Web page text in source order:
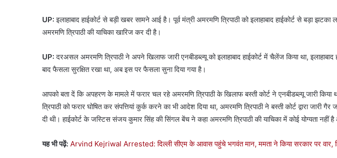
UP:इलाहाबाद हाईकोर्ट से बड़ी खबर सामने आई है। पूर्व मंत्री अमरमणि त्रिपाठी को इलाहाबाद हाईकोर्ट से बड़ा झटका
अमरमणि त्रिपाठी की याचिका खारिज कर दी है।
UP:दरअसल अमरमणि त्रिपाठी ने अपने खिलाफ जारी एनबीडब्ल्यू को इलाहाबाद हाईकोर्ट में चैलेंज किया था, इलाहाबाद
बाद फैसला सुरक्षित रखा था, अब इस पर फैसला सुना दिया गया है।
आपको बता दें कि अपहरण के मामले में फरार चल रहे अमरमणि त्रिपाठी के खिलाफ बस्ती कोर्ट ने एनबीडब्ल्यू जारी किया
त्रिपाठी को फरार घोषित कर संपत्तियां कुर्क करने का भी आदेश दिया था, अमरमणि त्रिपाठी ने बस्ती कोर्ट द्वारा जारी
दी थी। हाईकोर्ट के जस्टिस संजय कुमार सिंह की सिंगल बेंच ने कहा अमरमणि त्रिपाठी की याचिका में कोई योग्यता नहीं
यह भी पढ़ें: Arvind Kejriwal Arrested: दिल्ली सीएम के आवास पहुंचे भगवंत मान, ममता ने किया सरकार पर वार,